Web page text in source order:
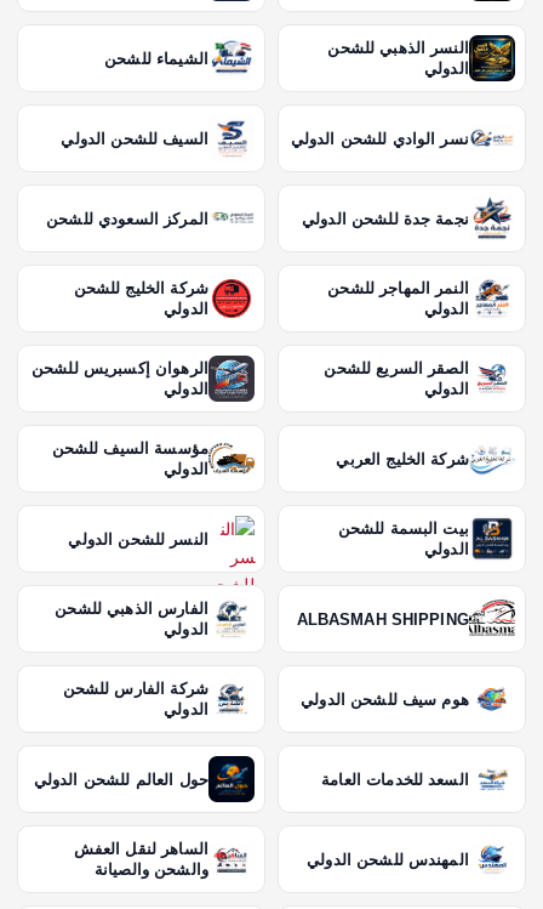
النسر الذهبي للشحن
الدولي
الشيماء للشحن
نسر الوادي للشحن الدولي السيف للشحن الدولي
نجمة جدة للشحن الدولي المركز السعودي للشحن
النمر المهاجر للشحن
الدولي
شركة الخليج للشحن
الدولي
الصقر السريع للشحن
الدولي
الرهوان إكسبريس للشحن
الدولي
شركة الخليج العربي
مؤسسة السيف للشحن
الدولي
بيت البسمة للشحن
الدولي
النسر للشحن الدولي
ALBASMAH SHIPPING
الفارس الذهبي للشحن
الدولي
هوم سيف للشحن الدولي
شركة الفارس للشحن
الدولي
السعد للخدمات العامة حول العالم للشحن الدولي
المهندس للشحن الدولي
الساهر لنقل العفش
والشحن والصيانة